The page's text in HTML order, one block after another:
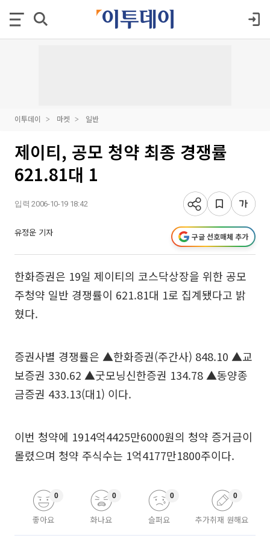
이투데이 마켓 일반
제이티, 공모 청약 최종 경쟁률
621.81대 1
입력 2006-10-19 18:42
유정운 기자 구글 선호매체 추가
한화증권은 19일 제이티의 코스닥상장을 위한 공모
주청약 일반 경쟁률이 621.81대 1로 집계됐다고 밝
혔다.
증권사별 경쟁률은 ▲한화증권(주간사) 848.10 ▲교
보증권 330.62 ▲굿모닝신한증권 134.78 ▲동양종
금증권 433.13(대1) 이다.
이번 청약에 1914억4425만6000원의 청약 증거금이
몰렸으며 청약 주식수는 1억4177만1800주이다.
좋아요
0
화나요
0
슬퍼요
0
추가취재 원해요
0